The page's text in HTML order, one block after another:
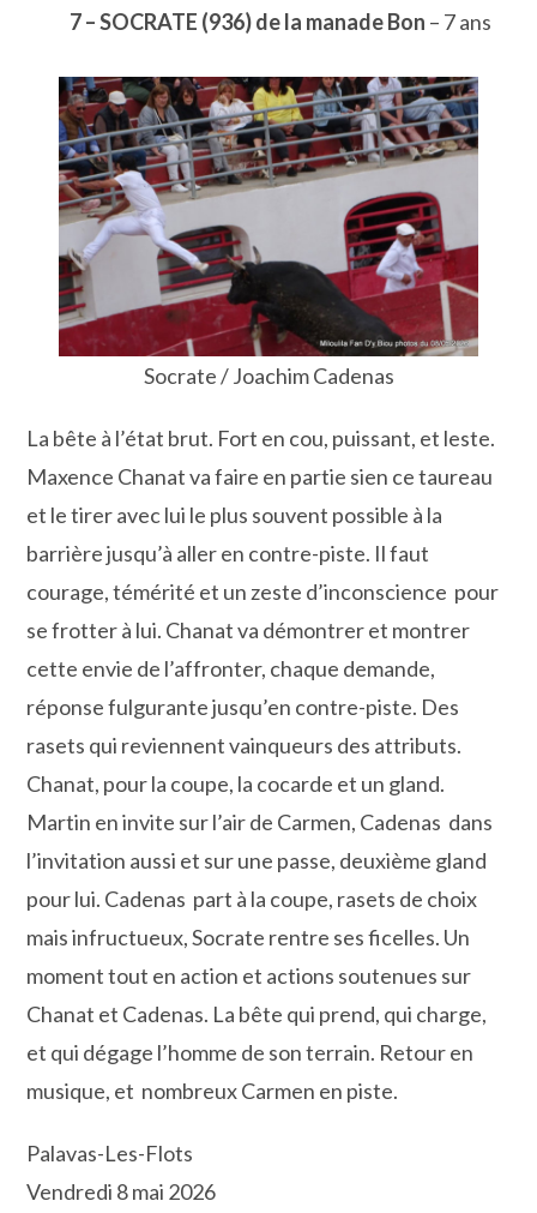
7 – SOCRATE (936) de la manade Bon – 7 ans
Socrate / Joachim Cadenas
La bête à l’état brut. Fort en cou, puissant, et leste.
Maxence Chanat va faire en partie sien ce taureau
et le tirer avec lui le plus souvent possible à la
barrière jusqu’à aller en contre-piste. Il faut
courage, témérité et un zeste d’inconscience pour
se frotter à lui. Chanat va démontrer et montrer
cette envie de l’affronter, chaque demande,
réponse fulgurante jusqu’en contre-piste. Des
rasets qui reviennent vainqueurs des attributs.
Chanat, pour la coupe, la cocarde et un gland.
Martin en invite sur l’air de Carmen, Cadenas dans
l’invitation aussi et sur une passe, deuxième gland
pour lui. Cadenas part à la coupe, rasets de choix
mais infructueux, Socrate rentre ses ficelles. Un
moment tout en action et actions soutenues sur
Chanat et Cadenas. La bête qui prend, qui charge,
et qui dégage l’homme de son terrain. Retour en
musique, et nombreux Carmen en piste.
Palavas-Les-Flots
Vendredi 8 mai 2026